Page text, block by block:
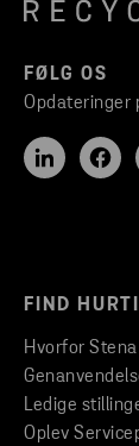
FØLG OS
Opdateringer
FIND
Hvorfor
Ledige
Oplev